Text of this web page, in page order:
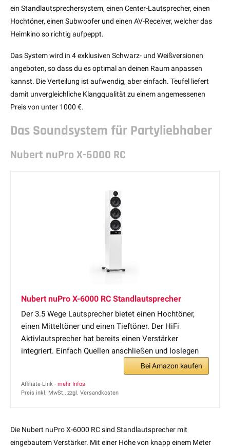
ein Standlautsprechersystem, einen Center-Lautsprecher, einen
Hochtöner, einen Subwoofer und einen AV-Receiver, welcher das
Heimkino so richtig aufpeppt.
Das System wird in 4 exklusiven Schwarz- und Weißversionen
angeboten, so dass du es optimal an deinen Raum anpassen
kannst. Die Verteilung ist aufwendig, aber einfach. Teufel liefert
damit unvergleichliche Klangqualität zu einem angemessenen
Preis von unter 1000 €.
Das Soundsystem für Partyliebhaber
Nubert nuPro X-6000 RC
Nubert nuPro X-6000 RC Standlautsprecher
Der 3.5 Wege Lautsprecher bietet einen Hochtöner,
einen Mitteltöner und einen Tieftöner. Der HiFi
Aktivlautsprecher hat bereits einen Verstärker
integriert. Einfach Quellen anschließen und loslegen
Bei Amazon kaufen
Affiliate-Link - mehr Infos
Preis inkl. MwSt., zzgl. Versandkosten
Die Nubert nuPro X-6000 RC sind Standlautsprecher mit
eingebautem Verstärker. Mit einer Höhe von knapp einem Meter